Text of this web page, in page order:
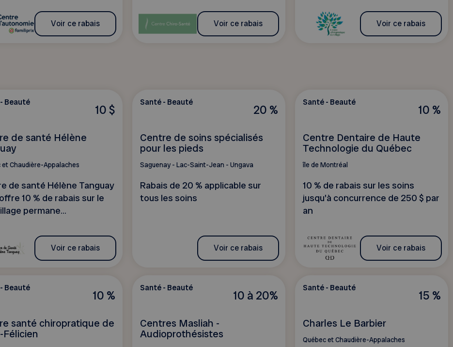
Voir ce rabais Voir ce rabais Voir ce rabais
10 $
Beauté
de santé Hélène
et Chaudière-Appalaches
de santé Hélène Tanguay
10 % de rabais sur le
permane...
Voir ce rabais
20 %
Santé - Beauté
Centre de soins spécialisés
pour les pieds
Saguenay - Lac-Saint-Jean - Ungava
Rabais de 20 % applicable sur
tous les soins
Voir ce rabais
10 %
Santé - Beauté
Centre Dentaire de Haute
Technologie du Québec
île de Montréal
10 % de rabais sur les soins
jusqu'à concurrence de 250 $ par
an
Voir ce rabais
10 %
Beauté
santé chiropratique de
Félicien
10 à 20%
Santé - Beauté
Centres Masliah -
Audioprothésistes
15 %
Santé - Beauté
Charles Le Barbier
Québec et Chaudière-Appalaches